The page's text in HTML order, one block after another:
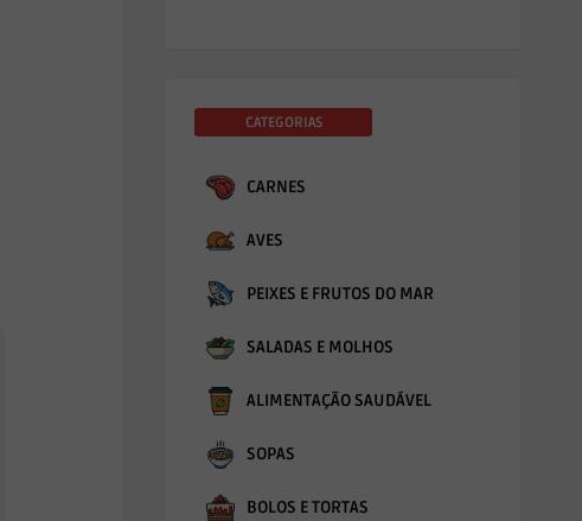
CATEGORIAS
CARNES
AVES
PEIXES E FRUTOS DO MAR
SALADAS E MOLHOS
ALIMENTAÇÃO SAUDÁVEL
SOPAS
BOLOS E TORTAS